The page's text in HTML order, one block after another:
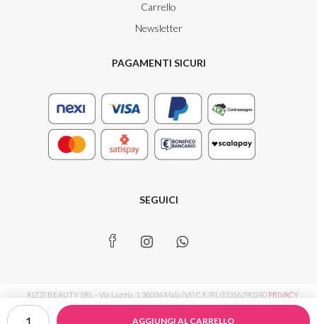
Brow
AGGIUNGI AL CARRELLO
Carrello
Newsletter
PAGAMENTI SICURI
SEGUICI
RIZZI BEAUTY SRL - Via Loggia, 1 36034 Malo (VI) C.F./P.I. 03316290240 PRIVACY
POLICY
COOKIE POLICY